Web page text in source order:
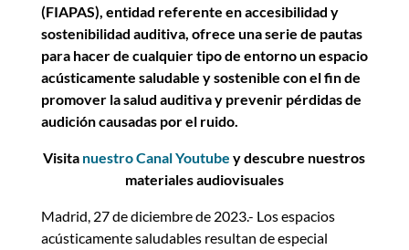
(FIAPAS), entidad referente en accesibilidad y
sostenibilidad auditiva, ofrece una serie de pautas
para hacer de cualquier tipo de entorno un espacio
acústicamente saludable y sostenible con el fin de
promover la salud auditiva y prevenir pérdidas de
audición causadas por el ruido.
Visita nuestro Canal Youtube y descubre nuestros
materiales audiovisuales
Madrid, 27 de diciembre de 2023.- Los espacios
acústicamente saludables resultan de especial